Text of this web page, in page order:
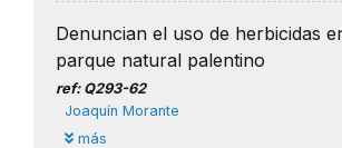
Denuncian el uso de herbicidas
parque natural palentino
ref: Q293-62
Joaquín Morante
más